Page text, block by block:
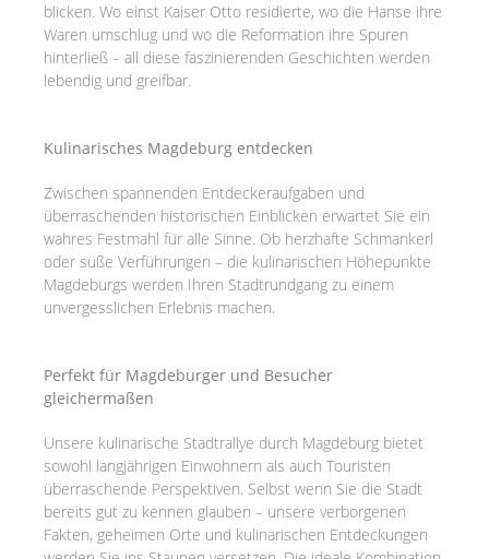
blicken. Wo einst Kaiser Otto residierte, wo die Hanse ihre
Waren umschlug und wo die Reformation ihre Spuren
hinterließ – all diese faszinierenden Geschichten werden
lebendig und greifbar.
Kulinarisches Magdeburg entdecken
Zwischen spannenden Entdeckeraufgaben und
überraschenden historischen Einblicken erwartet Sie ein
wahres Festmahl für alle Sinne. Ob herzhafte Schmankerl
oder süße Verführungen – die kulinarischen Höhepunkte
Magdeburgs werden Ihren Stadtrundgang zu einem
unvergesslichen Erlebnis machen.
Perfekt für Magdeburger und Besucher
gleichermaßen
Unsere kulinarische Stadtrallye durch Magdeburg bietet
sowohl langjährigen Einwohnern als auch Touristen
überraschende Perspektiven. Selbst wenn Sie die Stadt
bereits gut zu kennen glauben – unsere verborgenen
Fakten, geheimen Orte und kulinarischen Entdeckungen